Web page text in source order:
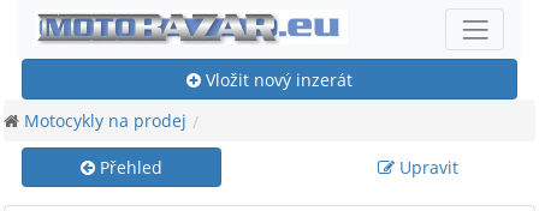
Vložit nový inzerát
Motocykly na prodej
Přehled Upravit